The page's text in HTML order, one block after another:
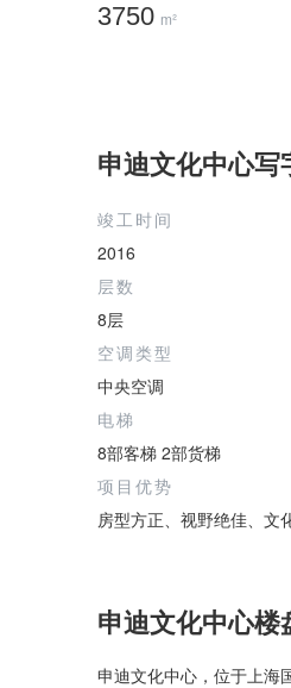
3750 m²
申迪文化中心写
竣工时间
2016
层数
8层
空调类型
中央空调
电梯
8部客梯 2部货梯
项目优势
房型方正、视野绝佳、文
申迪文化中心楼
申迪文化中心，位于上海